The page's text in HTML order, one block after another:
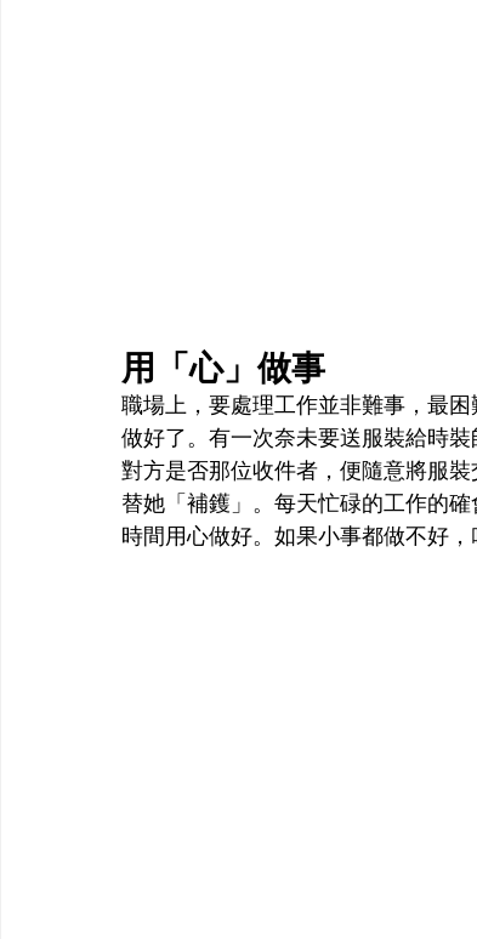
用「心」做事
職場上，要處理工作並非難事，最
做好了。有一次奈未要送服裝給時
對方是否那位收件者，便隨意將服
替她「補鑊」。每天忙碌的工作的
時間用心做好。如果小事都做不好